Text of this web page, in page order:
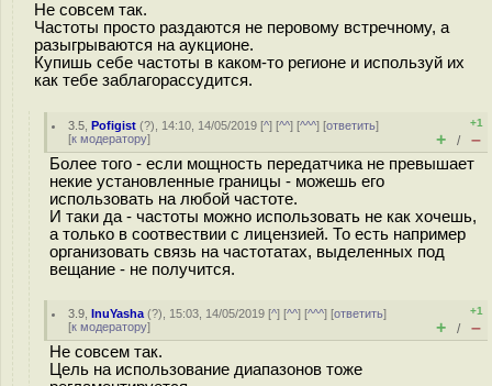
Не совсем так.
Частоты просто раздаются не перовому встречному, а
разыгрываются на аукционе.
Купишь себе частоты в каком-то регионе и используй их
как тебе заблагорассудится.
3.5 ,Pofigist (?), 14:10, 14/05/2019 [^] [^^] [^^^] [ответить]
[к модератору]
+1
+ / –
Более того - если мощность передатчика не превышает
некие установленные границы - можешь его
использовать на любой частоте.
И таки да - частоты можно использовать не как хочешь,
а только в соотвествии с лицензией. То есть например
организовать связь на частотатах, выделенных под
вещание - не получится.
3.9 ,InuYasha (?), 15:03, 14/05/2019 [^] [^^] [^^^] [ответить]
[к модератору]
+1
+ / –
Не совсем так.
Цель на использование диапазонов тоже